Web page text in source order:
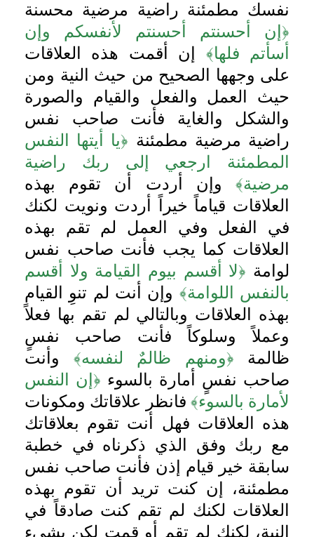
نفسك مطمئنة راضية مرضية محسنة
﴿إن أحسنتم أحسنتم لأنفسكم وإن
أسأتم فلها﴾ إن أقمت هذه العلاقات
على وجهها الصحيح من حيث النية ومن
حيث العمل والفعل والقيام والصورة
والشكل والغاية فأنت صاحب نفس
راضية مرضية مطمئنة ﴿يا أيتها النفس
المطمئنة ارجعي إلى ربك راضية
مرضية﴾ وإن أردت أن تقوم بهذه
العلاقات قياماً خيراً أردت ونويت لكنك
في الفعل وفي العمل لم تقم بهذه
العلاقات كما يجب فأنت صاحب نفس
لوامة ﴿لا أقسم بيوم القيامة ولا أقسم
بالنفس اللوامة﴾ وإن أنت لم تنوِ القيام
بهذه العلاقات وبالتالي لم تقم بها فعلاً
وعملاً وسلوكاً فأنت صاحب نفسٍ
ظالمة ﴿ومنهم ظالمٌ لنفسه﴾ وأنت
صاحب نفسٍ أمارة بالسوء ﴿إن النفس
لأمارة بالسوء﴾ فانظر علاقاتك ومكونات
هذه العلاقات فهل أنت تقوم بعلاقاتك
مع ربك وفق الذي ذكرناه في خطبة
سابقة خير قيام إذن فأنت صاحب نفس
مطمئنة، إن كنت تريد أن تقوم بهذه
العلاقات لكنك لم تقم كنت صادقاً في
النية، لكنك لم تقم أو قمت لكن بشيء